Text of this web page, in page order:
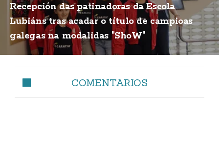
Recepción das patinadoras da Escola
Lubiáns tras acadar o título de campioas
galegas na modalidas "ShoW"
COMENTARIOS